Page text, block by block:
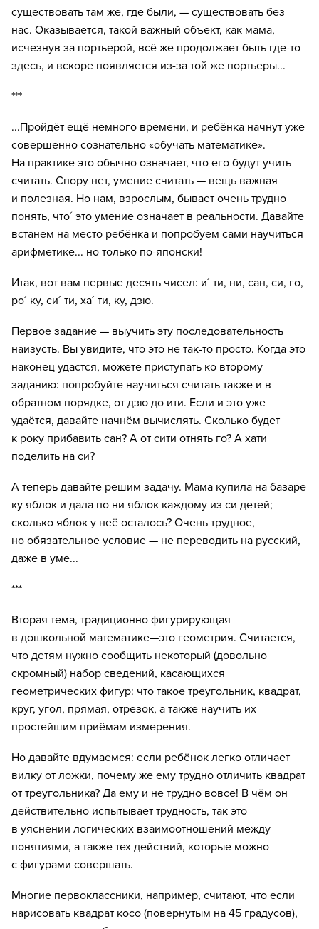
существовать там же, где были, — существовать без
нас. Оказывается, такой важный объект, как мама,
исчезнув за портьерой, всё же продолжает быть где-то
здесь, и вскоре появляется из-за той же портьеры...
***
...Пройдёт ещё немного времени, и ребёнка начнут уже
совершенно сознательно «обучать математике».
На практике это обычно означает, что его будут учить
считать. Спору нет, умение считать — вещь важная
и полезная. Но нам, взрослым, бывает очень трудно
понять, что´ это умение означает в реальности. Давайте
встанем на место ребёнка и попробуем сами научиться
арифметике... но только по-японски!
Итак, вот вам первые десять чисел: и´ ти, ни, сан, си, го,
ро´ ку, си´ ти, ха´ ти, ку, дзю.
Первое задание — выучить эту последовательность
наизусть. Вы увидите, что это не так-то просто. Когда это
наконец удастся, можете приступать ко второму
заданию: попробуйте научиться считать также и в
обратном порядке, от дзю до ити. Если и это уже
удаётся, давайте начнём вычислять. Сколько будет
к року прибавить сан? А от сити отнять го? А хати
поделить на си?
А теперь давайте решим задачу. Мама купила на базаре
ку яблок и дала по ни яблок каждому из си детей;
сколько яблок у неё осталось? Очень трудное,
но обязательное условие — не переводить на русский,
даже в уме...
***
Вторая тема, традиционно фигурирующая
в дошкольной математике—это геометрия. Считается,
что детям нужно сообщить некоторый (довольно
скромный) набор сведений, касающихся
геометрических фигур: что такое треугольник, квадрат,
круг, угол, прямая, отрезок, а также научить их
простейшим приёмам измерения.
Но давайте вдумаемся: если ребёнок легко отличает
вилку от ложки, почему же ему трудно отличить квадрат
от треугольника? Да ему и не трудно вовсе! В чём он
действительно испытывает трудность, так это
в уяснении логических взаимоотношений между
понятиями, а также тех действий, которые можно
с фигурами совершать.
Многие первоклассники, например, считают, что если
нарисовать квадрат косо (повернутым на 45 градусов),